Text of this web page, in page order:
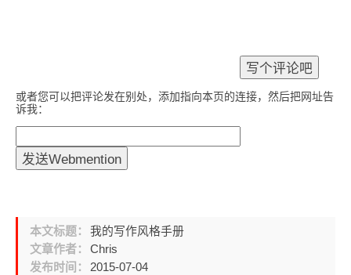
或者您可以把评论发在别处，添加指向本页的连接，然后把网址告
诉我：
本文标题：
我的写作风格手册
文章作者：
Chris
发布时间：
2015-07-04